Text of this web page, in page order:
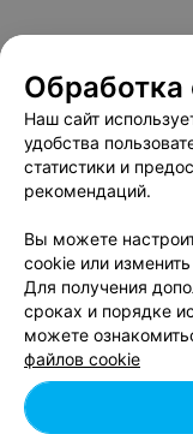
Микродермабразия
(коллаген +
Микродермабразия
(лифтинг анти-
Микродермобразия
Наш сайт
удобства
статистики и
рекомендаций.
Вы можете
cookie или
Для получения
сроках и порядке
можете
файлов cookie